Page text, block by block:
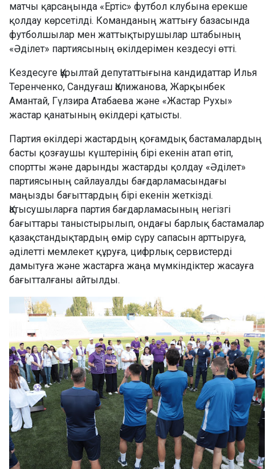
матчы қарсаңында «Ертіс» футбол клубына ерекше
қолдау көрсетілді. Команданың жаттығу базасында
футболшылар мен жаттықтырушылар штабының
«Әділет» партиясының өкілдерімен кездесуі өтті.
Кездесуге Құрылтай депутаттығына кандидаттар Илья
Теренченко, Сандуғаш Қалижанова, Жарқынбек
Амантай, Гүлзира Атабаева және «Жастар Рухы»
жастар қанатының өкілдері қатысты.
Партия өкілдері жастардың қоғамдық бастамалардың
басты қозғаушы күштерінің бірі екенін атап өтіп,
спортты және дарынды жастарды қолдау «Әділет»
партиясының сайлауалды бағдарламасындағы
маңызды бағыттардың бірі екенін жеткізді.
Қатысушыларға партия бағдарламасының негізгі
бағыттары таныстырылып, ондағы барлық бастамалар
қазақстандықтардың өмір сүру сапасын арттыруға,
әділетті мемлекет құруға, цифрлық сервистерді
дамытуға және жастарға жаңа мүмкіндіктер жасауға
бағытталғаны айтылды.